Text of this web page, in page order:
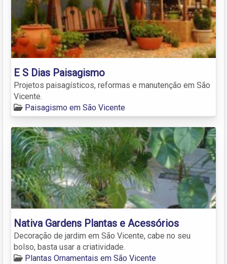
E S Dias Paisagismo
Projetos paisagísticos, reformas e manutenção em São
Vicente.
Paisagismo em São Vicente
Nativa Gardens Plantas e Acessórios
Decoração de jardim em São Vicente, cabe no seu
bolso, basta usar a criatividade.
Plantas Ornamentais em São Vicente